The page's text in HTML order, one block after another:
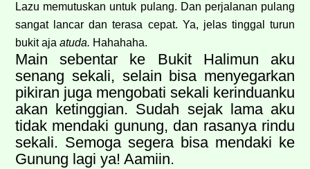
Lazu memutuskan untuk pulang. Dan perjalanan pulang
sangat lancar dan terasa cepat. Ya, jelas tinggal turun
bukit aja atuda. Hahahaha.
Main sebentar ke Bukit Halimun aku
senang sekali, selain bisa menyegarkan
pikiran juga mengobati sekali kerinduanku
akan ketinggian. Sudah sejak lama aku
tidak mendaki gunung, dan rasanya rindu
sekali. Semoga segera bisa mendaki ke
Gunung lagi ya! Aamiin.